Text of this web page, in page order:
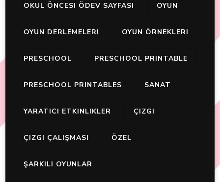
OKUL ÖNCESI ÖDEV SAYFASI OYUN
OYUN DERLEMELERI OYUN ÖRNEKLERI
PRESCHOOL PRESCHOOL PRINTABLE
PRESCHOOL PRINTABLES SANAT
YARATICI ETKINLIKLER ÇIZGI
ÇIZGI ÇALIŞMASI ÖZEL
ŞARKILI OYUNLAR